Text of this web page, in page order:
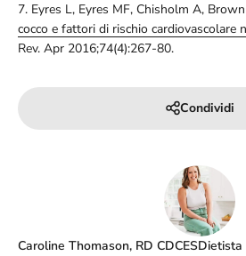
7. Eyres L, Eyres MF, Chisholm A,
cocco e fattori di rischio cardiovascolare
Rev. Apr 2016;74(4):267-80.
Condividi
Caroline Thomason, RD CDCESDietista